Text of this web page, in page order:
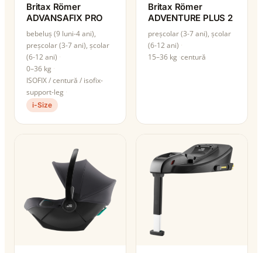
Britax Römer
ADVANSAFIX PRO
bebeluș (9 luni-4 ani),
preșcolar (3-7 ani), școlar
(6-12 ani)
0–36 kg
ISOFIX / centură / isofix-
support-leg
i-Size
Britax Römer
ADVENTURE PLUS 2
preșcolar (3-7 ani), școlar
(6-12 ani)
15–36 kg centură